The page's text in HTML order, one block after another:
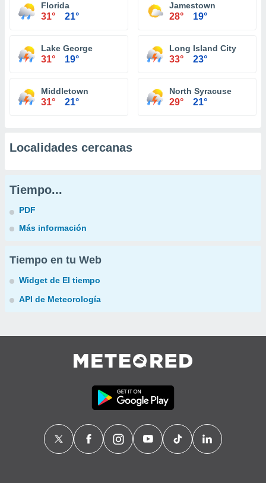
Florida
31° 21°
Jamestown
28° 19°
Lake George
31° 19°
Long Island City
33° 23°
Middletown
31° 21°
North Syracuse
29° 21°
Localidades cercanas
Tiempo...
PDF
Más información
Tiempo en tu Web
Widget de El tiempo
API de Meteorología